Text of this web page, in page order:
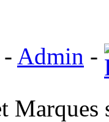
- Admin -
Marques